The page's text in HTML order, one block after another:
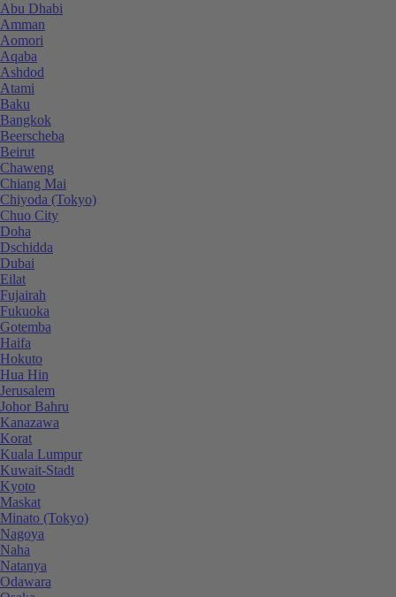
Abu Dhabi
Amman
Aomori
Aqaba
Ashdod
Atami
Baku
Bangkok
Beerscheba
Beirut
Chaweng
Chiang Mai
Chiyoda (Tokyo)
Chuo City
Doha
Dschidda
Dubai
Eilat
Fujairah
Fukuoka
Gotemba
Haifa
Hokuto
Hua Hin
Jerusalem
Johor Bahru
Kanazawa
Korat
Kuala Lumpur
Kuwait-Stadt
Kyoto
Maskat
Minato (Tokyo)
Nagoya
Naha
Natanya
Odawara